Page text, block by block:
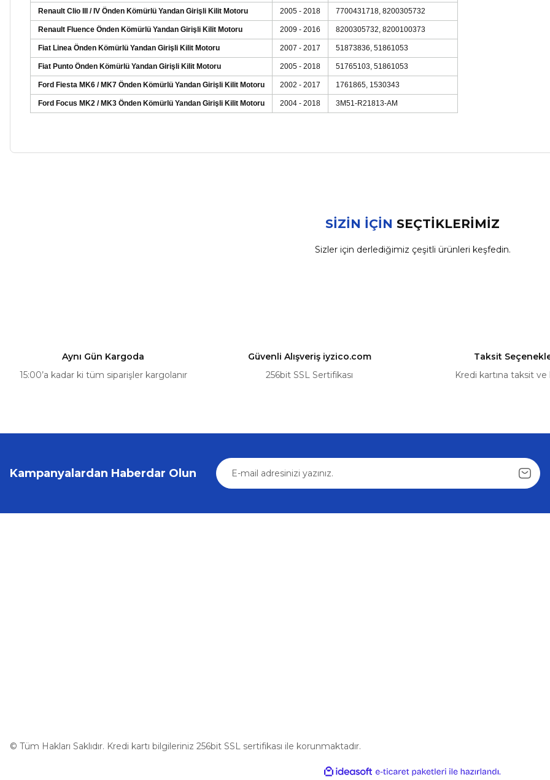
Renault Clio III / IV Önden Kömürlü Yandan Girişli Kilit Motoru 2005 - 2018 7700431718, 8200305732
Renault Fluence Önden Kömürlü Yandan Girişli Kilit Motoru 2009 - 2016 8200305732, 8200100373
Fiat Linea Önden Kömürlü Yandan Girişli Kilit Motoru 2007 - 2017 51873836, 51861053
Fiat Punto Önden Kömürlü Yandan Girişli Kilit Motoru 2005 - 2018 51765103, 51861053
Ford Fiesta MK6 / MK7 Önden Kömürlü Yandan Girişli Kilit Motoru 2002 - 2017 1761865, 1530343
Ford Focus MK2 / MK3 Önden Kömürlü Yandan Girişli Kilit Motoru 2004 - 2018 3M51-R21813-AM
Bu ürüne ilk yorumu siz yapın!
Yorum Yaz
SİZİN İÇİN SEÇTİKLERİMİZ
Sizler için derlediğimiz çeşitli ürünleri keşfedin.
Sepete Ekle
400,75 ₺
Aynı Gün Kargoda
15:00’a kadar ki tüm siparişler kargolanır
Güvenli Alışveriş iyzico.com
256bit SSL Sertifikası
Taksit
Kredi kartına taksit ve
Kampanyalardan Haberdar Olun
© Tüm Hakları Saklıdır. Kredi kartı bilgileriniz 256bit SSL sertifikası ile korunmaktadır.
ideasoft
e-